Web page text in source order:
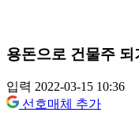
용돈으로 건물주
입력 2022-03-15 10:36
선호매체 추가